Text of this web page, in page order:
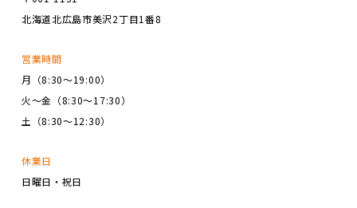
北海道北広島市美沢2丁目1番8
営業時間
月（8:30～19:00）
火～金（8:30～17:30）
土（8:30～12:30）
休業日
日曜日・祝日